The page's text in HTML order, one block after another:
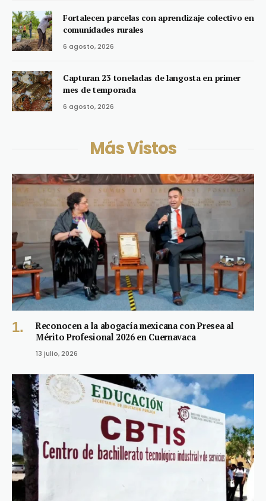
Fortalecen parcelas con aprendizaje colectivo en
comunidades rurales
6 agosto, 2026
Capturan 23 toneladas de langosta en primer
mes de temporada
6 agosto, 2026
Más Vistos
Reconocen a la abogacía mexicana con Presea al
Mérito Profesional 2026 en Cuernavaca
13 julio, 2026